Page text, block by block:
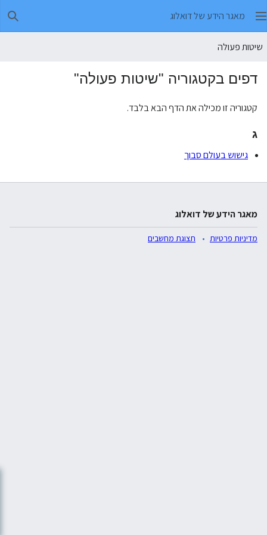
מאגר הידע של דואלוג
שיטות פעולה
דפים בקטגוריה "שיטות פעולה"
קטגוריה זו מכילה את הדף הבא בלבד.
ג
גישוש בעולם סבוך
מאגר הידע של דואלוג
מדיניות פרטיות תצוגת מחשבים